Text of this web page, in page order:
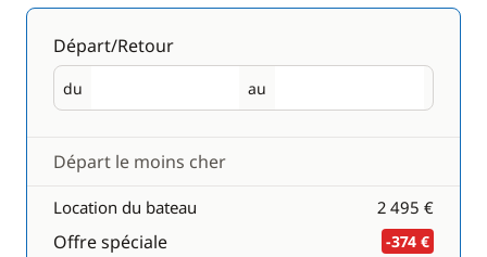
Départ/Retour
du
Départ au
Retour
Départ le moins cher
Location du bateau 2 495 €
Offre spéciale -374 €